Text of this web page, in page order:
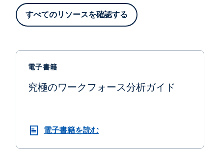
すべてのリソースを確認する
電子書籍
究極のワークフォース分析ガイド
電子書籍を読む